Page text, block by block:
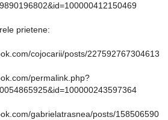
prietene:
cojocarii/posts/227592767304613
permalink.php?
gabrielatrasnea/posts/158506590